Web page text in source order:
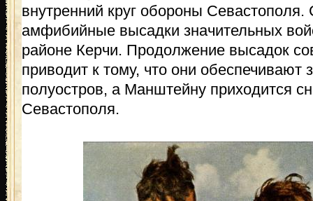
внутренний круг обороны Севастополя.
амфибийные высадки значительных
районе Керчи. Продолжение высадок
приводит к тому, что они обеспечивают
полуостров, а Манштейну приходится
Севастополя.